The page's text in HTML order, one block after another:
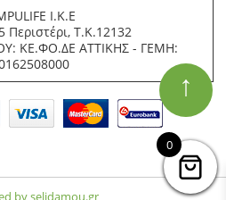
Ι.Κ.Ε
Τ.Κ.12132
ΚΕ.ΦΟ.ΔΕ ΑΤΤΙΚΗΣ - ΓΕΜΗ:
by selidamou.gr
↑
0